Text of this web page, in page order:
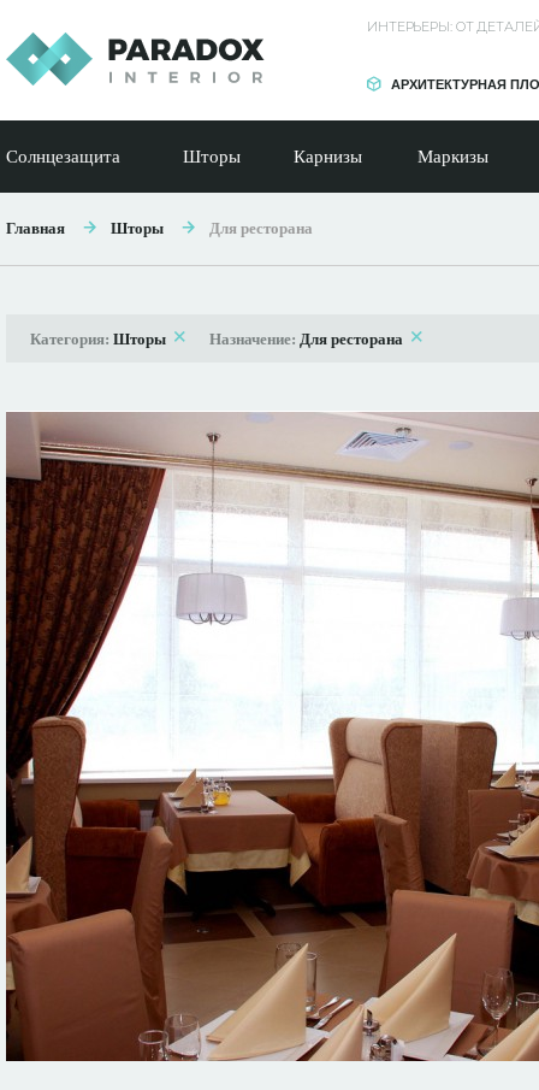
ИНТЕРЬЕРЫ: ОТ
АРХИТЕКТУРНАЯ
Солнцезащита Шторы Карнизы Маркизы
Главная Шторы Для ресторана
Категория: Шторы Назначение: Для ресторана